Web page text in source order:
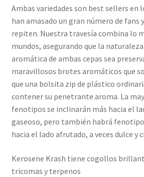
Ambas variedades son best sellers en
han amasado un gran número de fans
repiten. Nuestra travesía combina lo
mundos, asegurando que la
aromática de ambas cepas sea
maravillosos brotes aromáticos que
que una bolsita zip de plástico
contener su penetrante aroma. La
fenotipos se inclinarán más hacia el
gaseoso, pero también habrá
hacia el lado afrutado, a veces dulce y
Kerosene Krash tiene cogollos
tricomas y terpenos